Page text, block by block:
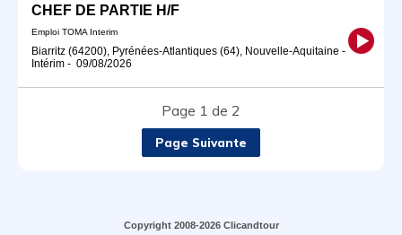
CHEF DE PARTIE H/F
Emploi TOMA Interim
Biarritz (64200), Pyrénées-Atlantiques (64), Nouvelle-Aquitaine -
Intérim - 09/08/2026
Page 1 de 2
Page Suivante
Copyright 2008-2026 Clicandtour